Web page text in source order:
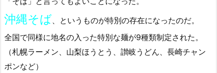
沖縄そば、というものが特別の存在になったのだ。
全国で同様に地名の入った特別な麺が9種類制定された。
（札幌ラーメン、山梨ほうとう、讃岐うどん、長崎チャン
ポンなど）